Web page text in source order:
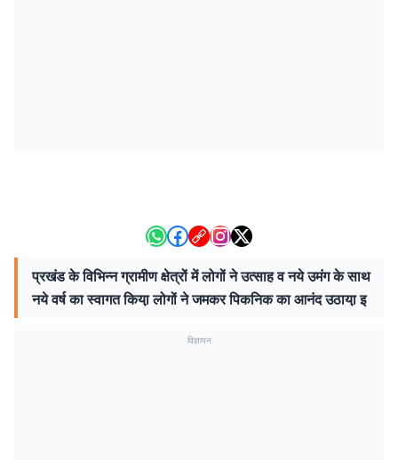
प्रखंड के विभिन्न ग्रामीण क्षेत्रों में लोगों ने उत्साह व नये उमंग के साथ
नये वर्ष का स्वागत किया़ लोगों ने जमकर पिकनिक का आनंद उठाया़ इ
विज्ञापन